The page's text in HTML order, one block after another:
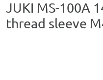
JUKI MS-100A
thread sleeve